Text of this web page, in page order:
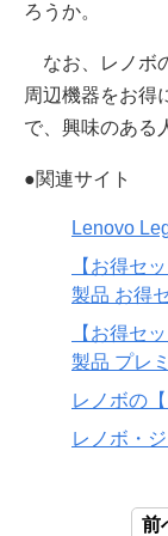
ろうか。
なお、レノボ
周辺機器をお得
で、興味のある
●関連サイト
Lenovo
【お得セ
製品 お得
【お得セ
製品 プレ
レノボの
レノボ・
前